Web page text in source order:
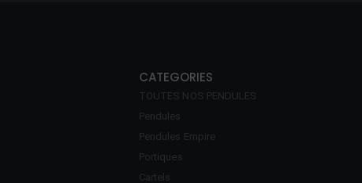
CATEGORIES
TOUTES NOS PENDULES
Pendules
Pendules Empire
Portiques
Cartels